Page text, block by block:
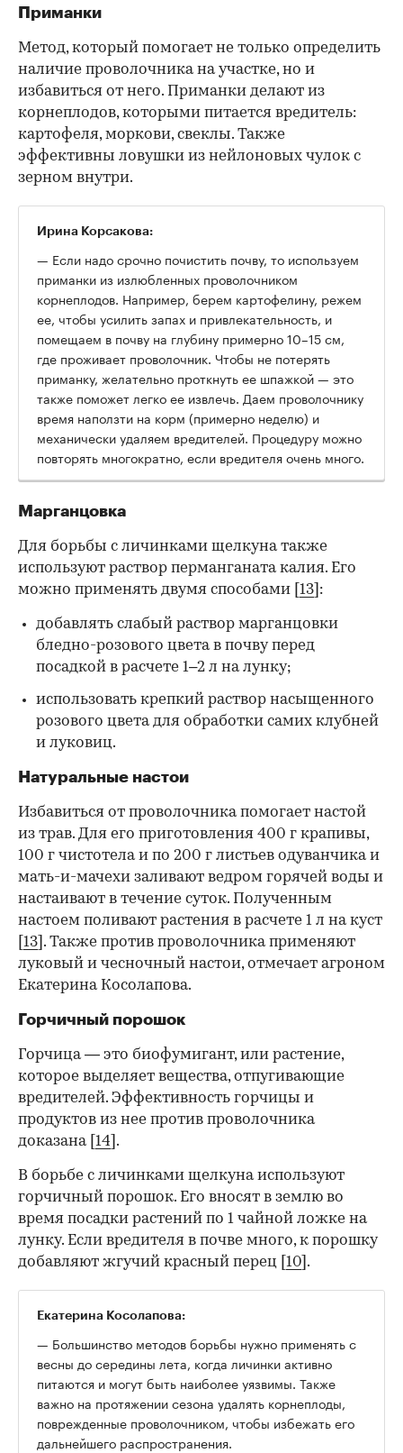
Приманки
Метод, который помогает не только определить
наличие проволочника на участке, но и
избавиться от него. Приманки делают из
корнеплодов, которыми питается вредитель:
картофеля, моркови, свеклы. Также
эффективны ловушки из нейлоновых чулок с
зерном внутри.
Ирина Корсакова:
— Если надо срочно почистить почву, то используем
приманки из излюбленных проволочником
корнеплодов. Например, берем картофелину, режем
ее, чтобы усилить запах и привлекательность, и
помещаем в почву на глубину примерно 10–15 см,
где проживает проволочник. Чтобы не потерять
приманку, желательно проткнуть ее шпажкой — это
также поможет легко ее извлечь. Даем проволочнику
время наползти на корм (примерно неделю) и
механически удаляем вредителей. Процедуру можно
повторять многократно, если вредителя очень много.
Марганцовка
Для борьбы с личинками щелкуна также
используют раствор перманганата калия. Его
можно применять двумя способами [ 13 ]:
добавлять слабый раствор марганцовки
бледно-розового цвета в почву перед
посадкой в расчете 1–2 л на лунку;
использовать крепкий раствор насыщенного
розового цвета для обработки самих клубней
и луковиц.
Натуральные настои
Избавиться от проволочника помогает настой
из трав. Для его приготовления 400 г крапивы,
100 г чистотела и по 200 г листьев одуванчика и
мать-и-мачехи заливают ведром горячей воды и
настаивают в течение суток. Полученным
настоем поливают растения в расчете 1 л на куст
13 ]. Также против проволочника применяют
луковый и чесночный настои, отмечает агроном
Екатерина Косолапова.
Горчичный порошок
Горчица — это биофумигант, или растение,
которое выделяет вещества, отпугивающие
вредителей. Эффективность горчицы и
продуктов из нее против проволочника
доказана [ 14 ].
В борьбе с личинками щелкуна используют
горчичный порошок. Его вносят в землю во
время посадки растений по 1 чайной ложке на
лунку. Если вредителя в почве много, к порошку
добавляют жгучий красный перец 10 ].
Екатерина Косолапова:
— Большинство методов борьбы нужно применять с
весны до середины лета, когда личинки активно
питаются и могут быть наиболее уязвимы. Также
важно на протяжении сезона удалять корнеплоды,
поврежденные проволочником, чтобы избежать его
дальнейшего распространения.